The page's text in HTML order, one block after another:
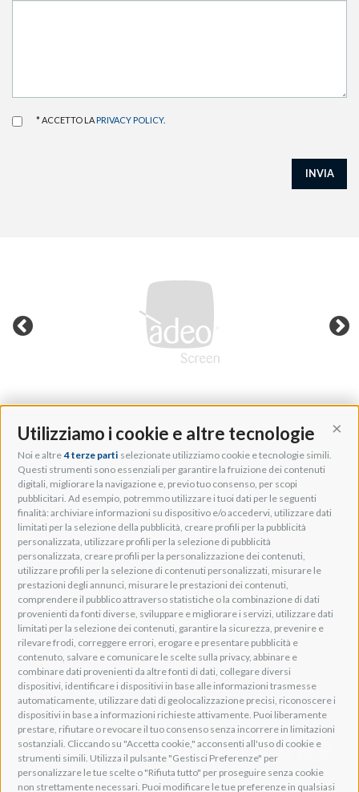
Utilizziamo i cookie e altre tecnologie
Noi e altre 4 terze parti selezionate utilizziamo cookie e tecnologie simili.
Questi strumenti sono essenziali per garantire la fruizione dei contenuti
digitali, migliorare la navigazione e, previo tuo consenso, per scopi
pubblicitari. Ad esempio, potremmo utilizzare i tuoi dati per le seguenti
finalità: archiviare informazioni su dispositivo e/o accedervi, utilizzare dati
limitati per la selezione della pubblicità, creare profili per la pubblicità
personalizzata, utilizzare profili per la selezione di pubblicità
personalizzata, creare profili per la personalizzazione dei contenuti,
utilizzare profili per la selezione di contenuti personalizzati, misurare le
prestazioni degli annunci, misurare le prestazioni dei contenuti,
comprendere il pubblico attraverso statistiche o la combinazione di dati
provenienti da fonti diverse, sviluppare e migliorare i servizi, utilizzare dati
limitati per la selezione dei contenuti, garantire la sicurezza, prevenire e
rilevare frodi, correggere errori, erogare e presentare pubblicità e
contenuto, salvare e comunicare le scelte sulla privacy, abbinare e
combinare dati provenienti da altre fonti di dati, collegare diversi
dispositivi, identificare i dispositivi in base alle informazioni trasmesse
automaticamente, utilizzare dati di geolocalizzazione precisi, riconoscere i
dispositivi in base a informazioni richieste attivamente. Puoi liberamente
prestare, rifiutare o revocare il tuo consenso senza incorrere in limitazioni
sostanziali. Cliccando su "Accetta cookie," acconsenti all'uso di cookie e
strumenti simili. Utilizza il pulsante "Gestisci Preferenze" per
personalizzare le tue scelte o "Rifiuta tutto" per proseguire senza cookie
non strettamente necessari. Puoi modificare le tue preferenze in qualsiasi
* ACCETTO LA PRIVACY POLICY.
INVIA
Adeo Group S.r.l.
Via della Zarga, 50
Lavis, 38015 TN, Italy
Tel: +39 0461 248211
P.IVA: IT01262500224
PEC: pec@pec.adeogroup.it
SDI: T04ZHR3
info@adeogroup.it
Adeo ProAV
Adeo HomeAV
Adeo Screen
Screen Research
Adeum Cinema Suite